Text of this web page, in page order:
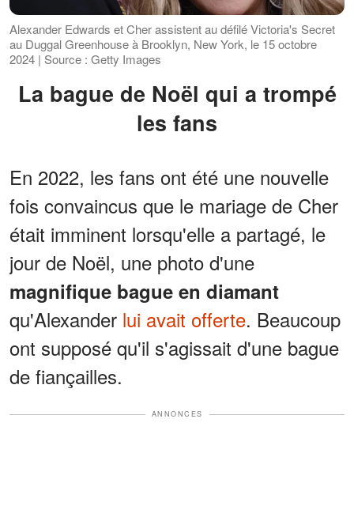
Alexander Edwards et Cher assistent au défilé Victoria's Secret
au Duggal Greenhouse à Brooklyn, New York, le 15 octobre
2024 | Source : Getty Images
La bague de Noël qui a trompé
les fans
En 2022, les fans ont été une nouvelle
fois convaincus que le mariage de Cher
était imminent lorsqu'elle a partagé, le
jour de Noël, une photo d'une
magnifique bague en diamant
qu'Alexander lui avait offerte. Beaucoup
ont supposé qu'il s'agissait d'une bague
de fiançailles.
ANNONCES